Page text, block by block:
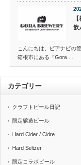
飲
こんにちは、ビアナビの
箱根市にある『Gora …
カテゴリー
クラフトビール日記
限定醸造ビール
Hard Cider / Cidre
Hard Seltzer
限定コラボビール